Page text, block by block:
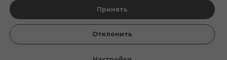
организация признана экстремистской, ее деятельность запрещена
на территории России
Принять
Отклонить